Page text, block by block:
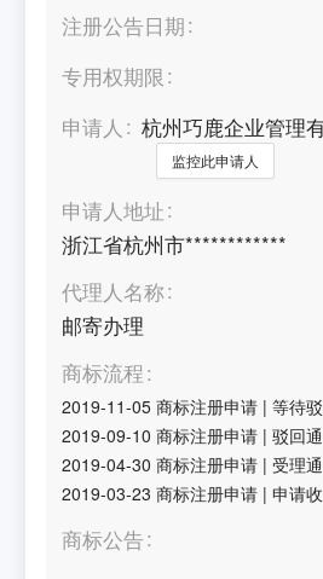
注册公告日期
专用权期限
申请人
杭州巧鹿企业管理
监控此申请人
申请人地址
浙江省杭州市************
代理人名称
邮寄办理
商标流程
2019-11-05 商标注册申请 |等待
2019-09-10 商标注册申请 |驳回
2019-04-30 商标注册申请 |受理
2019-03-23 商标注册申请 |申请
商标公告